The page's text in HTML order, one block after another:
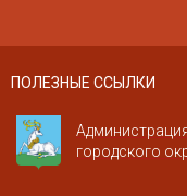
ПОЛЕЗНЫЕ ССЫЛКИ
городского